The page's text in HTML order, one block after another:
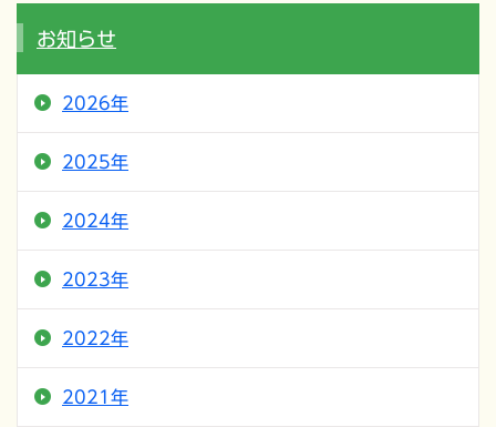
お知らせ
2026年
2025年
2024年
2023年
2022年
2021年